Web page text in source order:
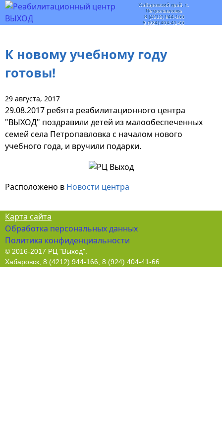
Хабаровский край, с.
Петропавловка
8 (4212) 944-166
8 (924) 404-41-66
К новому учебному году
готовы!
29 августа, 2017
29.08.2017 ребята реабилитационного центра
"ВЫХОД" поздравили детей из малообеспеченных
семей села Петропавловка с началом нового
учебного года, и вручили подарки.
Расположено в Новости центра
Карта сайта
Обработка персональных данных
Политика конфиденциальности
© 2016-2017 РЦ "Выход".
Хабаровск, 8 (4212) 944-166, 8 (924) 404-41-66